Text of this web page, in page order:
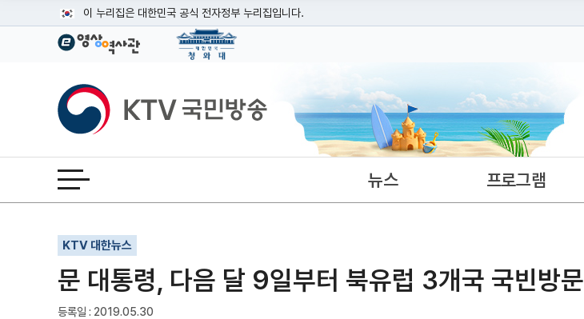
이 누리집은 대한민국 공식 전자정부 누리집입니다.
공식 누리집 주소 확인하기
이밖에 or.kr 또는 .kr등 다른 도메인 주소를 사용하고 있다면 아래 URL에서 도메인 주소를 확인해 보세요
운영중인 공식 누리집보기
KTV국민방송
전체메뉴 열기 뉴스 프로그램
KTV 대한뉴스
문 대통령, 다음 달 9일부터 북유럽 3개국 국빈방문
등록일 : 2019.05.30
기사인쇄
글자확대
글자축소